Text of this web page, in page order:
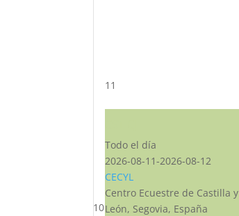
10
11
Todo el día
2026-08-11-2026-08-12
CECYL
Centro Ecuestre de Castilla y
León, Segovia, España